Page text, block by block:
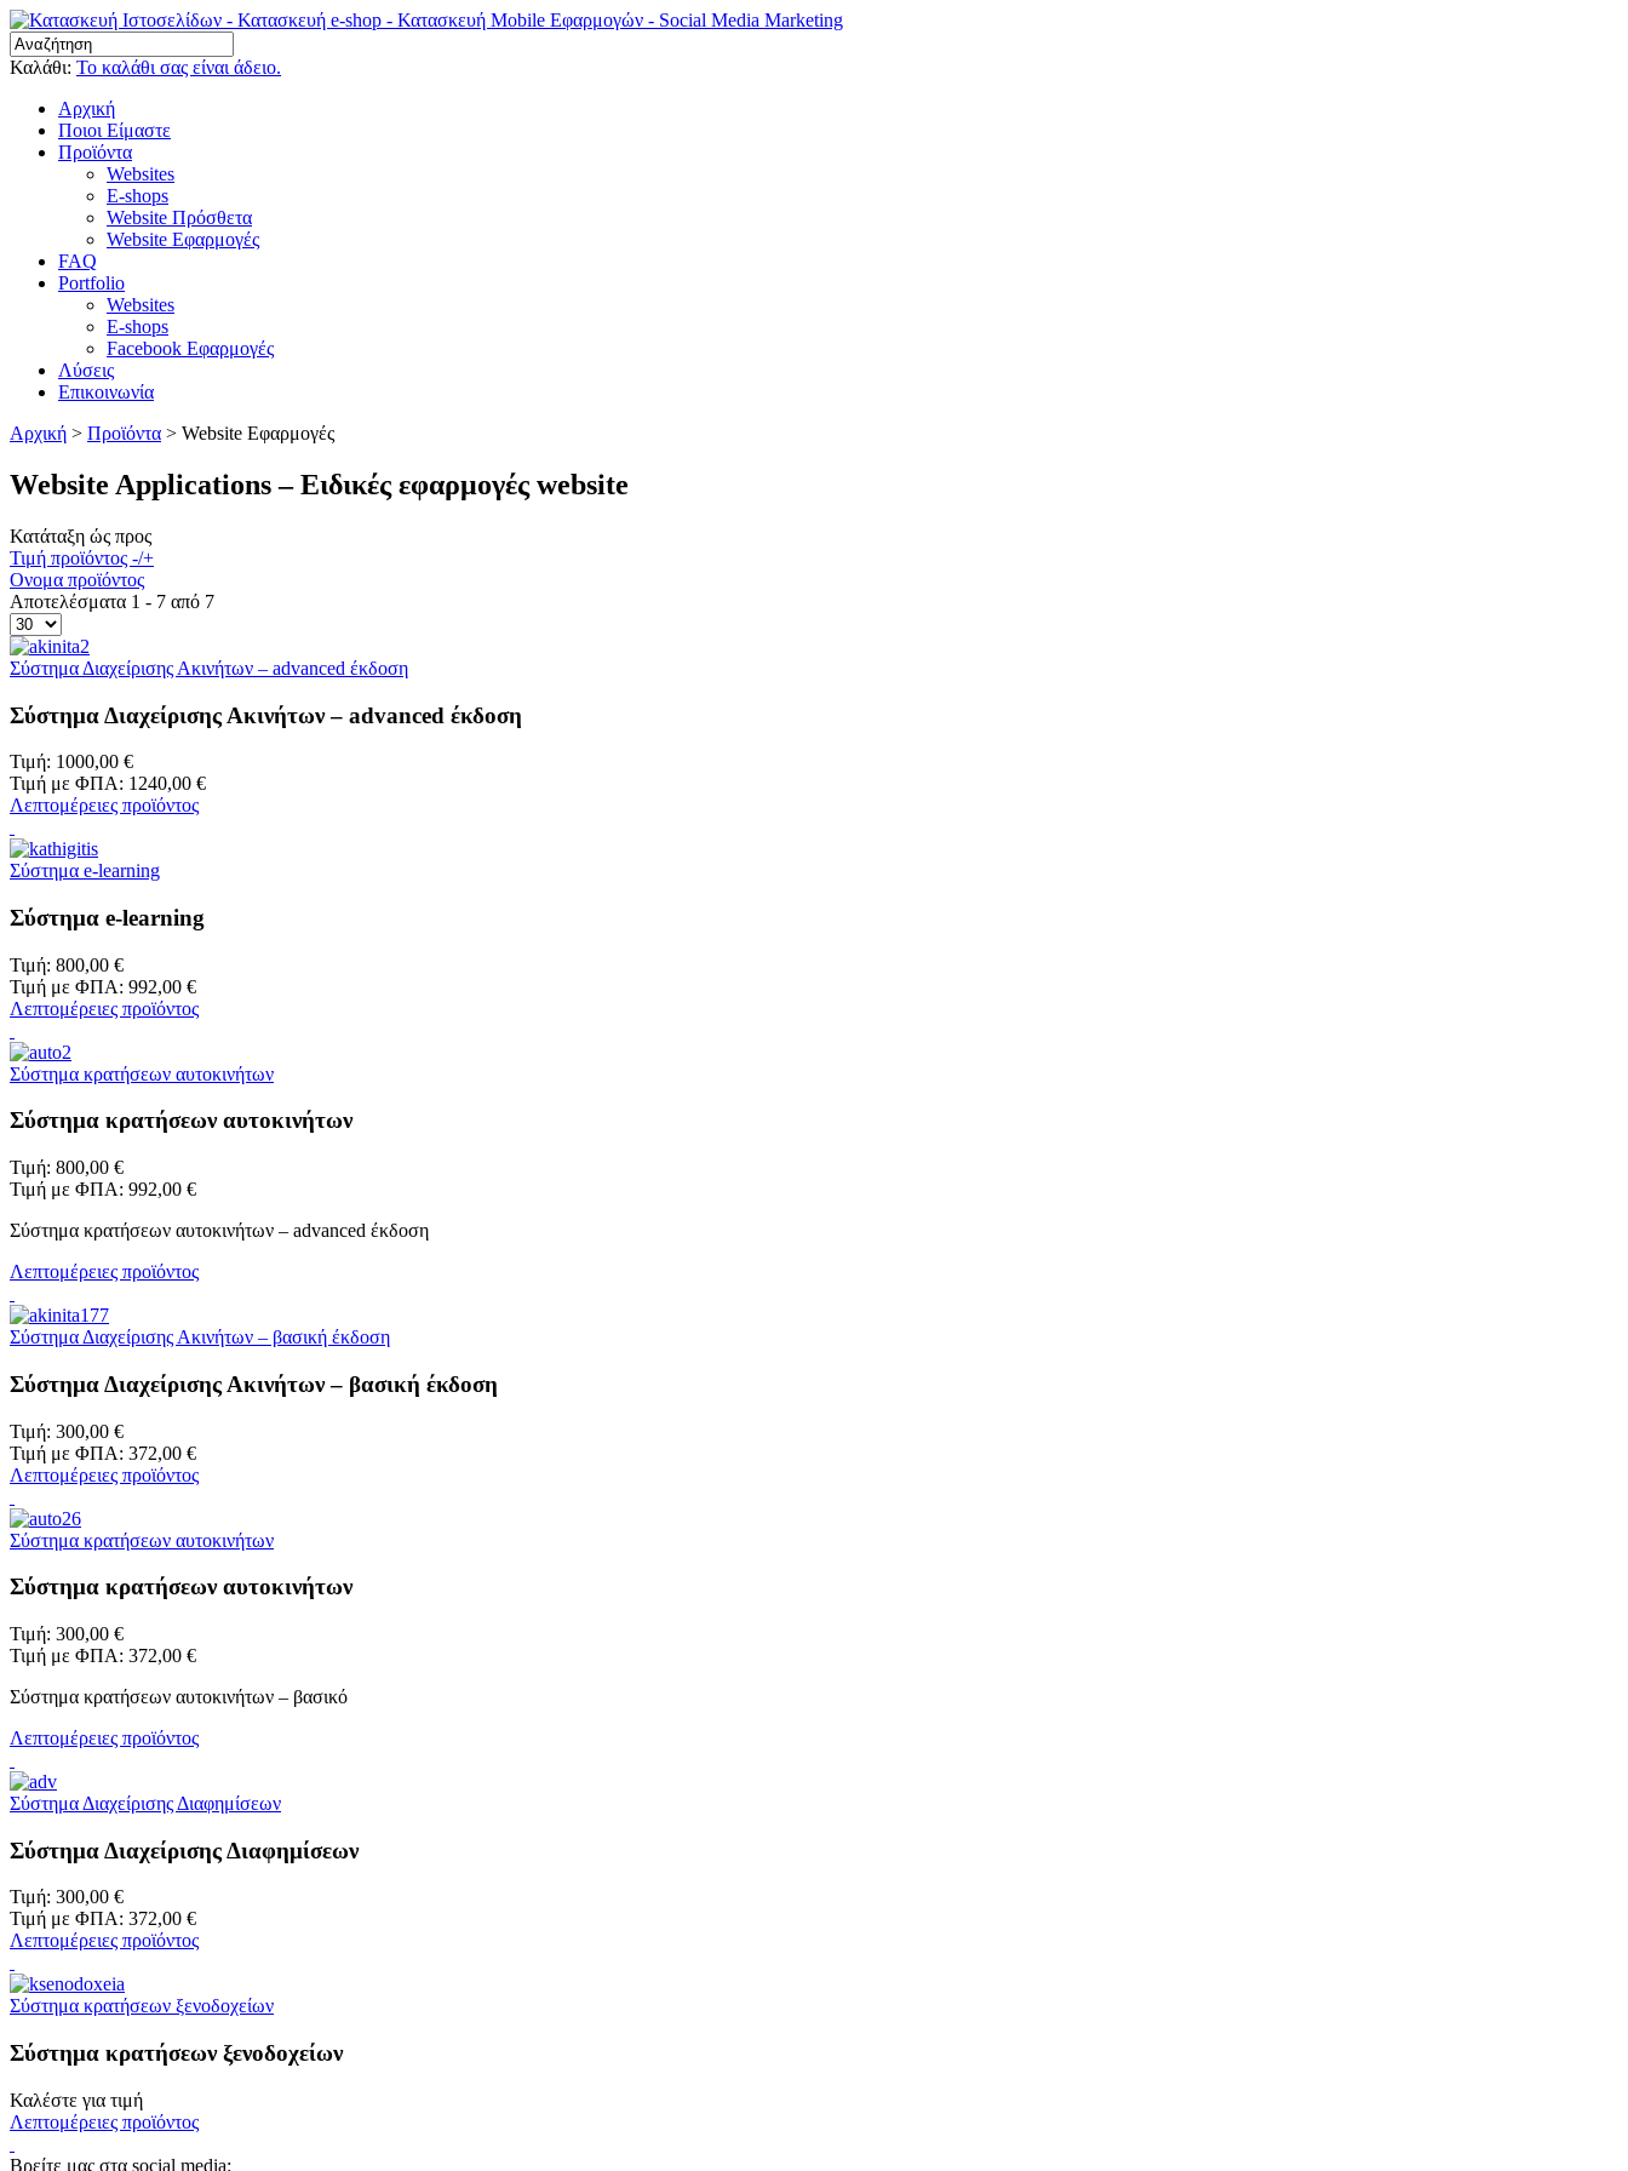
Καλάθι: Το καλάθι σας είναι άδειο.
Αρχική
Ποιοι Είμαστε
Προϊόντα
Websites
E-shops
Website Πρόσθετα
Website Εφαρμογές
FAQ
Portfolio
Websites
E-shops
Facebook Εφαρμογές
Λύσεις
Επικοινωνία
Αρχική > Προϊόντα > Website Εφαρμογές
Website Applications – Ειδικές εφαρμογές website
Κατάταξη ώς προς
Τιμή προϊόντος -/+
Ονομα προϊόντος
Αποτελέσματα 1 - 7 από 7
Σύστημα Διαχείρισης Ακινήτων – advanced έκδοση
Σύστημα Διαχείρισης Ακινήτων – advanced έκδοση
Τιμή: 1000,00 €
Τιμή με ΦΠΑ: 1240,00 €
Λεπτομέρειες προϊόντος
Σύστημα e-learning
Σύστημα e-learning
Τιμή: 800,00 €
Τιμή με ΦΠΑ: 992,00 €
Λεπτομέρειες προϊόντος
Σύστημα κρατήσεων αυτοκινήτων
Σύστημα κρατήσεων αυτοκινήτων
Τιμή: 800,00 €
Τιμή με ΦΠΑ: 992,00 €
Σύστημα κρατήσεων αυτοκινήτων – advanced έκδοση
Λεπτομέρειες προϊόντος
Σύστημα Διαχείρισης Ακινήτων – βασική έκδοση
Σύστημα Διαχείρισης Ακινήτων – βασική έκδοση
Τιμή: 300,00 €
Τιμή με ΦΠΑ: 372,00 €
Λεπτομέρειες προϊόντος
Σύστημα κρατήσεων αυτοκινήτων
Σύστημα κρατήσεων αυτοκινήτων
Τιμή: 300,00 €
Τιμή με ΦΠΑ: 372,00 €
Σύστημα κρατήσεων αυτοκινήτων – βασικό
Λεπτομέρειες προϊόντος
Σύστημα Διαχείρισης Διαφημίσεων
Σύστημα Διαχείρισης Διαφημίσεων
Τιμή: 300,00 €
Τιμή με ΦΠΑ: 372,00 €
Λεπτομέρειες προϊόντος
Σύστημα κρατήσεων ξενοδοχείων
Σύστημα κρατήσεων ξενοδοχείων
Καλέστε για τιμή
Λεπτομέρειες προϊόντος
Βρείτε μας στα social media: